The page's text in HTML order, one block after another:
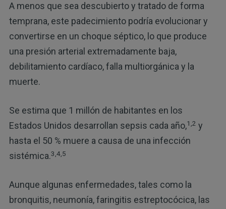
A menos que sea descubierto y tratado de forma
temprana, este padecimiento podría evolucionar y
convertirse en un choque séptico, lo que produce
una presión arterial extremadamente baja,
debilitamiento cardíaco, falla multiorgánica y la
muerte.
Se estima que 1 millón de habitantes en los
Estados Unidos desarrollan sepsis cada año,1,2 y
hasta el 50 % muere a causa de una infección
sistémica.3,4,5
Aunque algunas enfermedades, tales como la
bronquitis, neumonía, faringitis estreptocócica, las